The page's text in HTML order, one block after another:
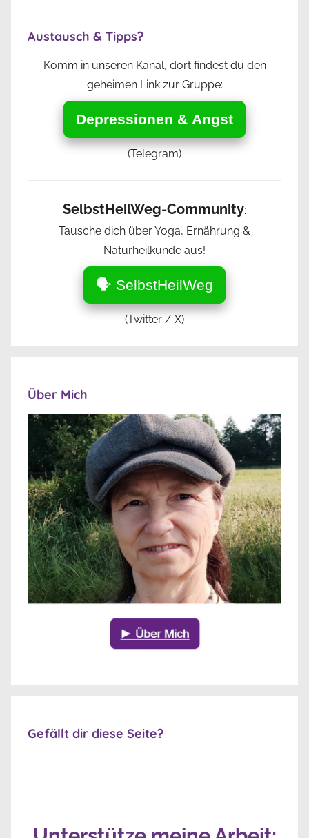
Austausch & Tipps?
Komm in unseren Kanal, dort findest du den
geheimen Link zur Gruppe:
Depressionen & Angst
(Telegram)
SelbstHeilWeg-Community:
Tausche dich über Yoga, Ernährung &
Naturheilkunde aus!
🗣️ SelbstHeilWeg
(Twitter / X)
Über Mich
Gefällt dir diese Seite?